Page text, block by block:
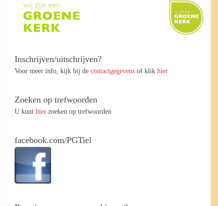
Inschrijven/uitschrijven?
Voor meer info, kijk bij de contactgegevens of klik hier
Zoeken op trefwoorden
U kunt hier zoeken op trefwoorden
facebook.com/PGTiel